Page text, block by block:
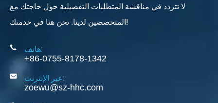
لا تتردد في مناقشة المتطلبات التفصيلية حول حاجتك مع
المتخصصين لدينا. نحن هنا في خدمتك!
هاتف:
+86-0755-8178-1342
عبر الإنترنت:
zoewu@sz-hhc.com